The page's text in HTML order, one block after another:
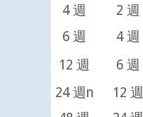
4 週 2 週
6 週 4 週
12 週 6 週
24 週n 12 週